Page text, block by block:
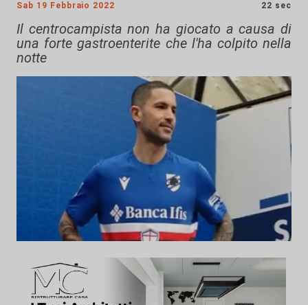
Sab 19 Febbraio 2022 22 sec
Il centrocampista non ha giocato a causa di
una forte gastroenterite che l'ha colpito nella
notte